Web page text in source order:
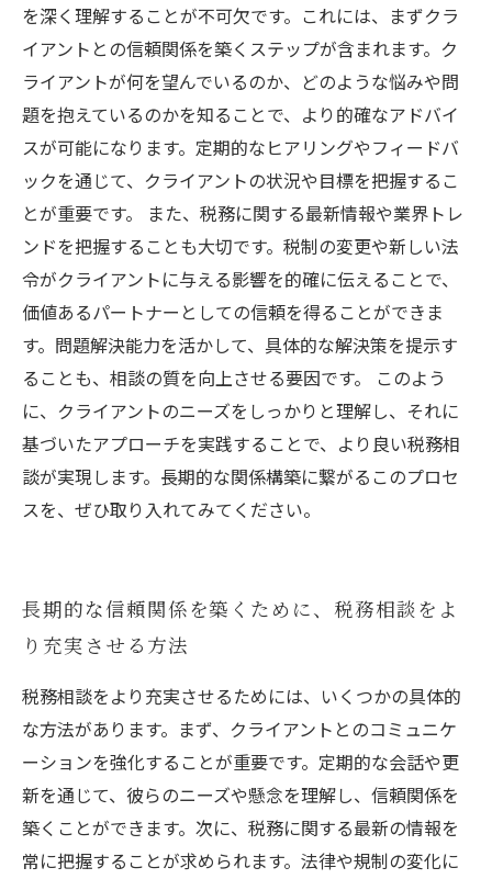
を深く理解することが不可欠です。これには、まずクラ
イアントとの信頼関係を築くステップが含まれます。ク
ライアントが何を望んでいるのか、どのような悩みや問
題を抱えているのかを知ることで、より的確なアドバイ
スが可能になります。定期的なヒアリングやフィードバ
ックを通じて、クライアントの状況や目標を把握するこ
とが重要です。 また、税務に関する最新情報や業界トレ
ンドを把握することも大切です。税制の変更や新しい法
令がクライアントに与える影響を的確に伝えることで、
価値あるパートナーとしての信頼を得ることができま
す。問題解決能力を活かして、具体的な解決策を提示す
ることも、相談の質を向上させる要因です。 このよう
に、クライアントのニーズをしっかりと理解し、それに
基づいたアプローチを実践することで、より良い税務相
談が実現します。長期的な関係構築に繋がるこのプロセ
スを、ぜひ取り入れてみてください。
長期的な信頼関係を築くために、税務相談をよ
り充実させる方法
税務相談をより充実させるためには、いくつかの具体的
な方法があります。まず、クライアントとのコミュニケ
ーションを強化することが重要です。定期的な会話や更
新を通じて、彼らのニーズや懸念を理解し、信頼関係を
築くことができます。次に、税務に関する最新の情報を
常に把握することが求められます。法律や規制の変化に